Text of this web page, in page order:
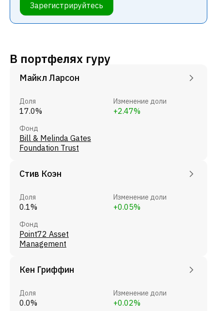
Зарегистрируйтесь
В портфелях гуру
Майкл Ларсон
Доля
17.0%
Изменение доли
+2.47%
Фонд
Bill & Melinda Gates
Foundation Trust
Стив Коэн
Доля
0.1%
Изменение доли
+0.05%
Фонд
Point72 Asset
Management
Кен Гриффин
Доля
0.0%
Изменение доли
+0.02%